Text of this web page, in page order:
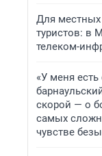
Для
туристов: в
телеком-
«У меня
скорой — о
самых
чувстве